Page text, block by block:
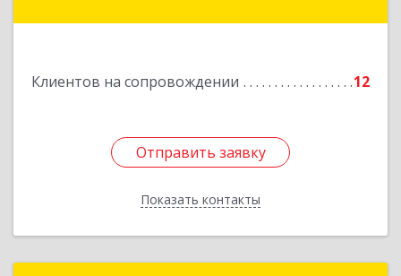
Клиентов на сопровождении 12
Отправить заявку
Показать контакты
Отправить заявку
Назад